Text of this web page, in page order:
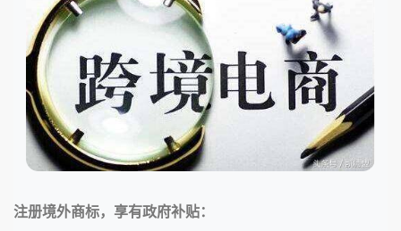
注册境外商标，享有政府补贴：